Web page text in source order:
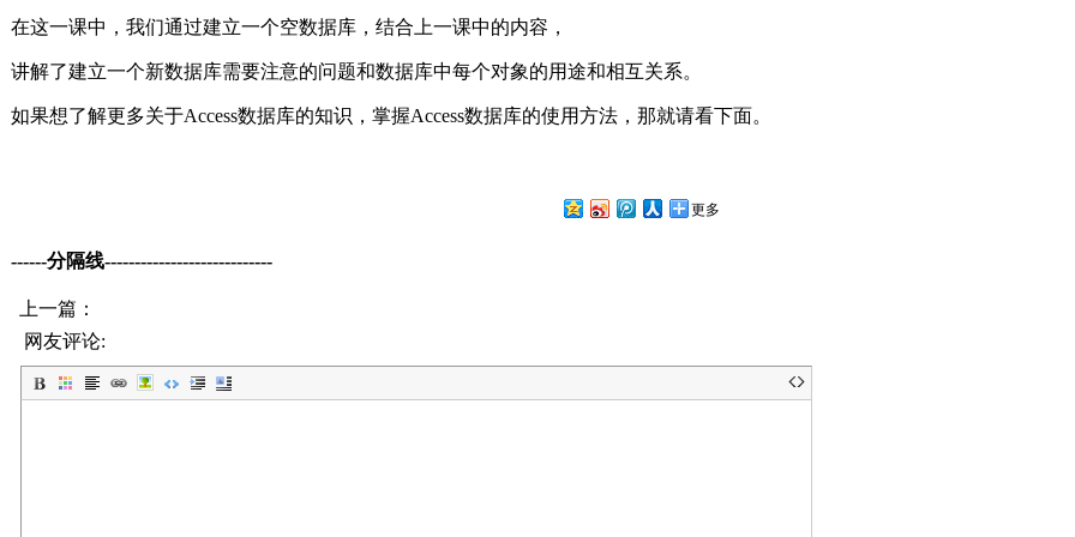
在这一课中，我们通过建立一个空数据库，结合上一课中的内容，
讲解了建立一个新数据库需要注意的问题和数据库中每个对象的用途和相互关系。
如果想了解更多关于Access数据库的知识，掌握Access数据库的使用方法，那就请看下面。
更多
------分隔线----------------------------
上一篇：
网友评论: